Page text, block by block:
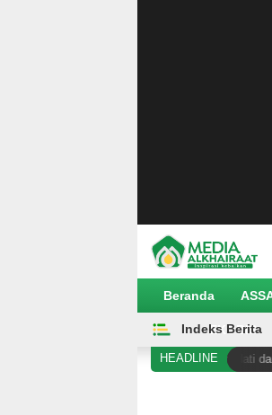
Beranda
EKOBIS
Indeks Berita
HEADLINE
Ulama yang Rendah Hati dan Perekat